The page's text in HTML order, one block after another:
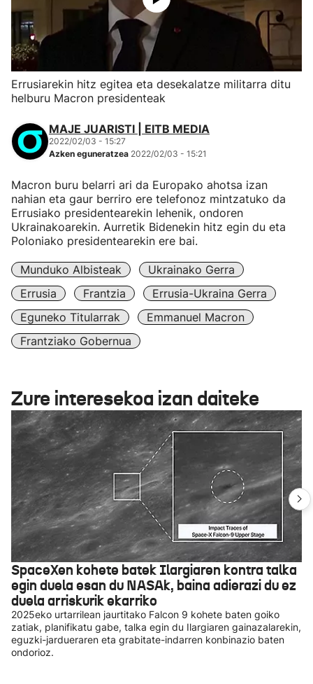
Errusiarekin hitz egitea eta desekalatze militarra ditu
helburu Macron presidenteak
MAJE JUARISTI | EITB MEDIA
2022/02/03 - 15:27
Azken eguneratzea 2022/02/03 - 15:21
Macron buru belarri ari da Europako ahotsa izan
nahian eta gaur berriro ere telefonoz mintzatuko da
Errusiako presidentearekin lehenik, ondoren
Ukrainakoarekin. Aurretik Bidenekin hitz egin du eta
Poloniako presidentearekin ere bai.
Munduko Albisteak
Ukrainako Gerra
Errusia
Frantzia
Errusia-Ukraina Gerra
Eguneko Titularrak
Emmanuel Macron
Frantziako Gobernua
Zure interesekoa izan daiteke
SpaceXen kohete batek Ilargiaren kontra talka
egin duela esan du NASAk, baina adierazi du ez
duela arriskurik ekarriko
2025eko urtarrilean jaurtitako Falcon 9 kohete baten goiko
zatiak, planifikatu gabe, talka egin du Ilargiaren gainazalarekin,
eguzki-jardueraren eta grabitate-indarren konbinazio baten
ondorioz.